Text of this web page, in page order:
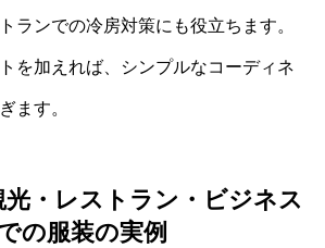
ランでの冷房対策にも役立ちます。
を加えれば、シンプルなコーディネ
ます。
光・レストラン・ビジネス
の服装の実例